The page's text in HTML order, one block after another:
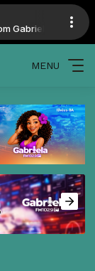
Gabriela
MENU